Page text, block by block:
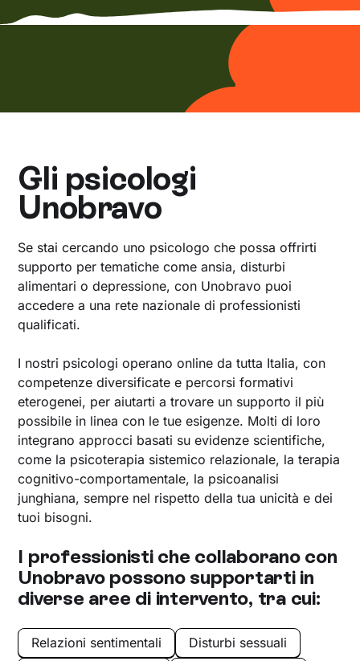
Gli psicologi
Unobravo
Se stai cercando uno psicologo che possa offrirti
supporto per tematiche come ansia, disturbi
alimentari o depressione, con Unobravo puoi
accedere a una rete nazionale di professionisti
qualificati.
I nostri psicologi operano online da tutta Italia, con
competenze diversificate e percorsi formativi
eterogenei, per aiutarti a trovare un supporto il più
possibile in linea con le tue esigenze. Molti di loro
integrano approcci basati su evidenze scientifiche,
come la psicoterapia sistemico relazionale, la terapia
cognitivo-comportamentale, la psicoanalisi
junghiana, sempre nel rispetto della tua unicità e dei
tuoi bisogni.
I professionisti che collaborano con
Unobravo possono supportarti in
diverse aree di intervento, tra cui:
Relazioni sentimentali
Disturbi sessuali